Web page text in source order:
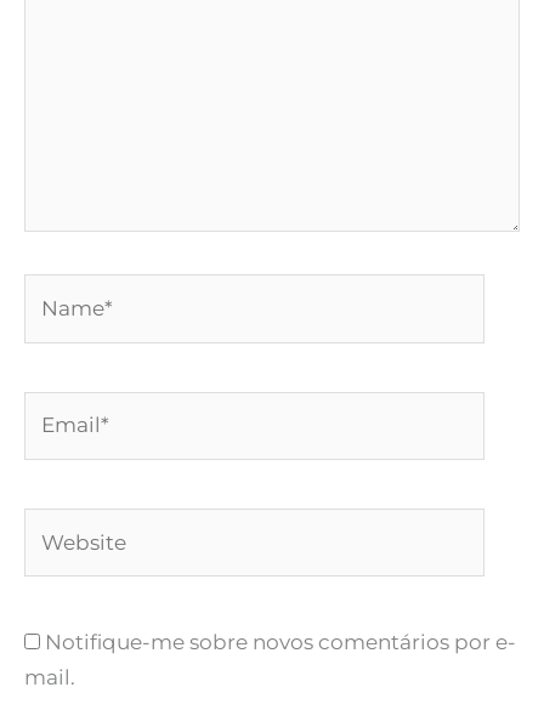
Notifique-me sobre novos comentários por e-
mail.